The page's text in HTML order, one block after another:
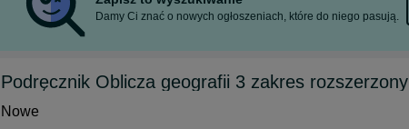
Damy Ci znać o nowych ogłoszeniach, które do niego pasują.
Podręcznik Oblicza geografii 3 zakres rozszerzony
Nowe